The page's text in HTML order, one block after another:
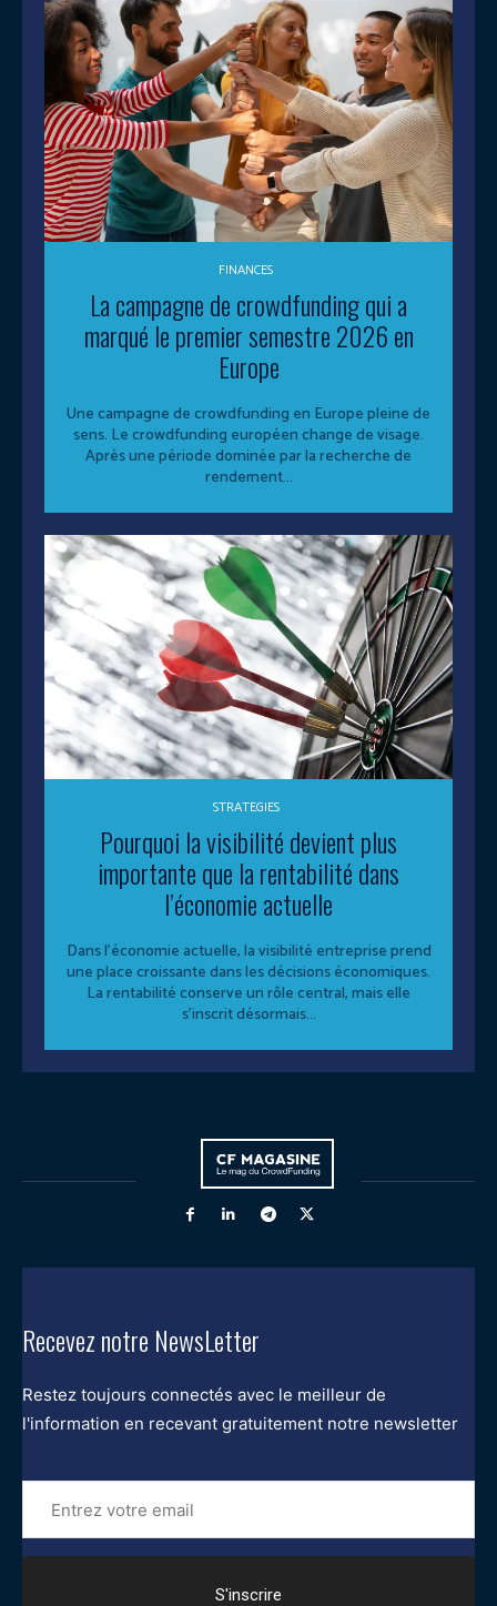
FINANCES
La campagne de crowdfunding qui a
marqué le premier semestre 2026 en
Europe
Une campagne de crowdfunding en Europe pleine de
sens. Le crowdfunding européen change de visage.
Après une période dominée par la recherche de
rendement...
STRATEGIES
Pourquoi la visibilité devient plus
importante que la rentabilité dans
l’économie actuelle
Dans l’économie actuelle, la visibilité entreprise prend
une place croissante dans les décisions économiques.
La rentabilité conserve un rôle central, mais elle
s’inscrit désormais...
Recevez notre NewsLetter
Restez toujours connectés avec le meilleur de
l'information en recevant gratuitement notre newsletter
Entrez
votre
email